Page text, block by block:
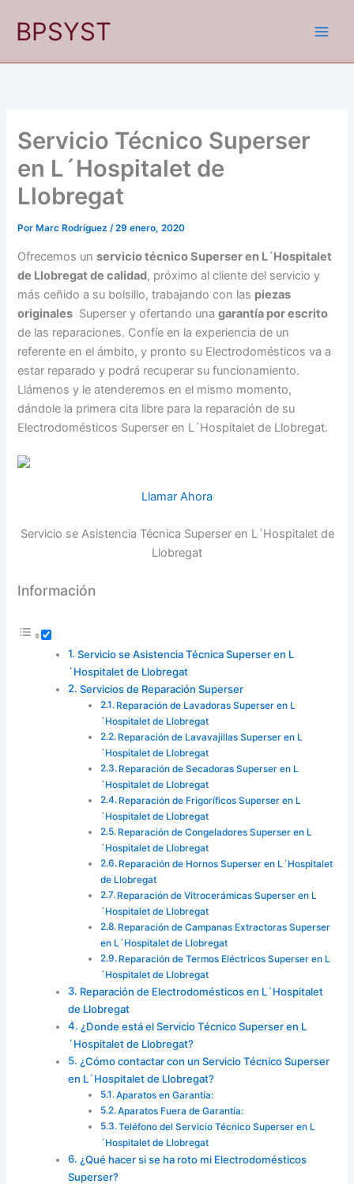
BPSYST
Servicio Técnico Superser
en L´Hospitalet de
Llobregat
Por Marc Rodríguez/29 enero, 2020
Ofrecemos unservicio técnico Superser en L´Hospitalet
de Llobregat de calidad, próximo al cliente del servicio y
más ceñido a su bolsillo, trabajando con las piezas
originales Superser y ofertando unagarantía por escrito
de las reparaciones. Confíe en la experiencia de un
referente en el ámbito, y pronto su Electrodomésticos va a
estar reparado y podrá recuperar su funcionamiento.
Llámenos y le atenderemos en el mismo momento,
dándole la primera cita libre para la reparación de su
Electrodomésticos Superser en L´Hospitalet de Llobregat.
Llamar Ahora
Servicio se Asistencia Técnica Superser en L´Hospitalet de
Llobregat
Información
Servicio se Asistencia Técnica Superser en L
´Hospitalet de Llobregat
Servicios de Reparación Superser
Reparación de Lavadoras Superser en L
´Hospitalet de Llobregat
Reparación de Lavavajillas Superser en L
´Hospitalet de Llobregat
Reparación de Secadoras Superser en L
´Hospitalet de Llobregat
Reparación de Frigoríficos Superser en L
´Hospitalet de Llobregat
Reparación de Congeladores Superser en L
´Hospitalet de Llobregat
Reparación de Hornos Superser en L´Hospitalet
de Llobregat
Reparación de Vitrocerámicas Superser en L
´Hospitalet de Llobregat
Reparación de Campanas Extractoras Superser
en L´Hospitalet de Llobregat
Reparación de Termos Eléctricos Superser en L
´Hospitalet de Llobregat
Reparación de Electrodomésticos en L´Hospitalet
de Llobregat
¿Donde está el Servicio Técnico Superser en L
´Hospitalet de Llobregat?
¿Cómo contactar con un Servicio Técnico Superser
en L´Hospitalet de Llobregat?
Aparatos en Garantía:
Aparatos Fuera de Garantía:
Teléfono del Servicio Técnico Superser en L
´Hospitalet de Llobregat
¿Qué hacer si se ha roto mi Electrodomésticos
Superser?